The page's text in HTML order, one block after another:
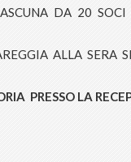
DA 20 SOCI
ALLA SERA
PRESSO LA